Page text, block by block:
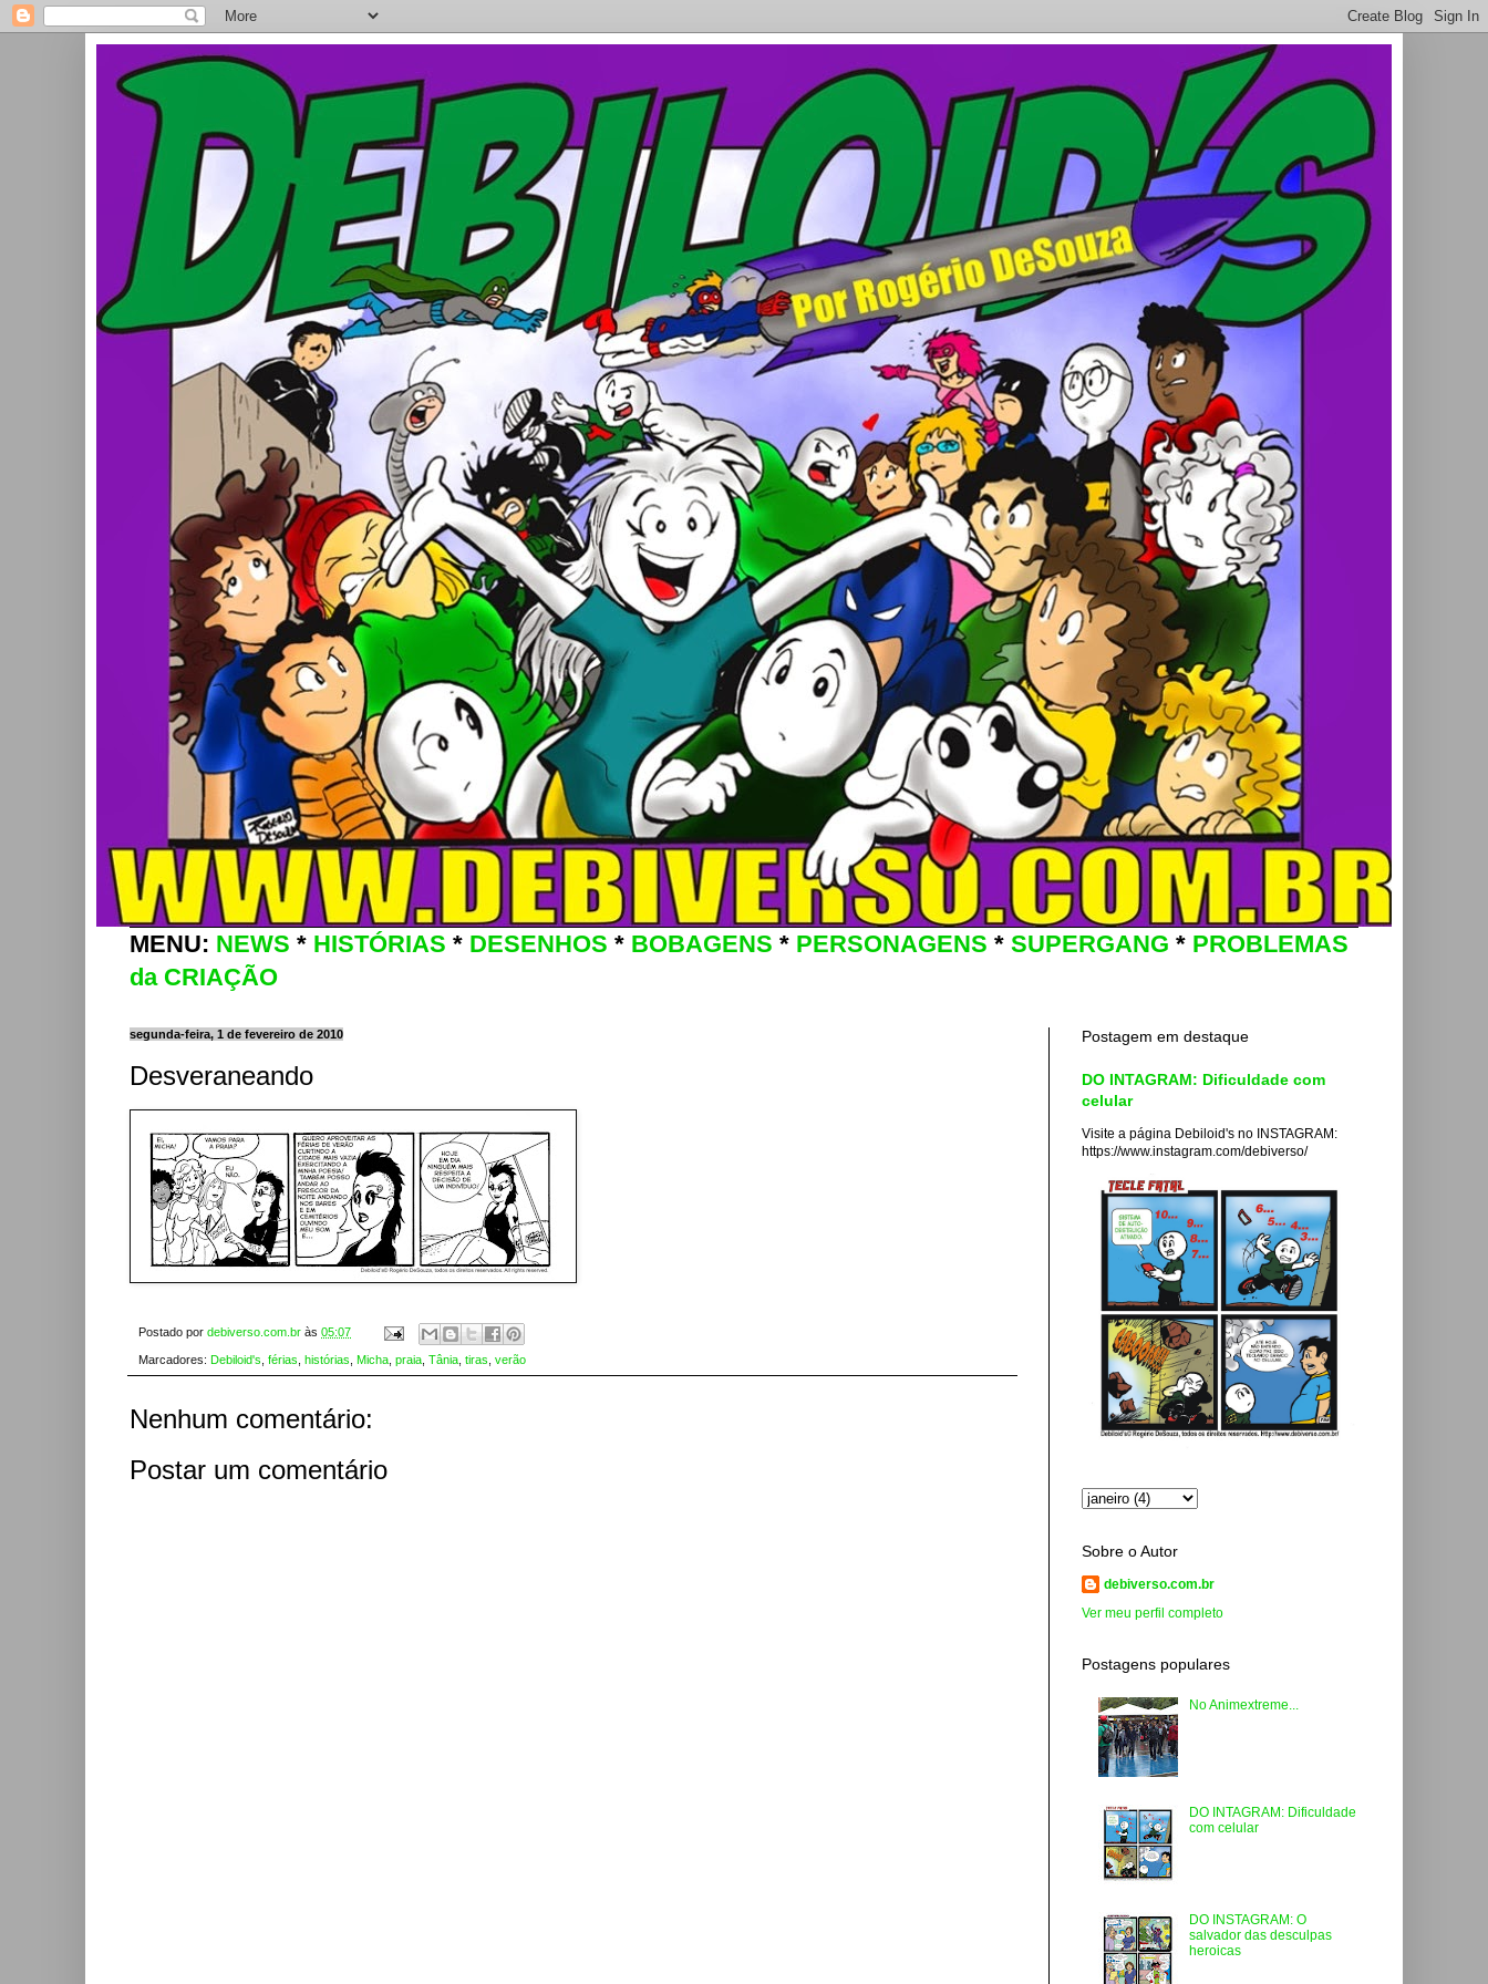
MENU: NEWS * HISTÓRIAS * DESENHOS * BOBAGENS * PERSONAGENS * SUPERGANG * PROBLEMAS
da CRIAÇÃO
segunda-feira, 1 de fevereiro de 2010
Desveraneando
Postado por debiverso.com.br às 05:07
Marcadores: Debiloid's férias histórias Micha praia Tânia tiras verão
Nenhum comentário:
Postar um comentário
Postagem em destaque
DO INTAGRAM: Dificuldade com
celular
Visite a página Debiloid's no INSTAGRAM:
https://www.instagram.com/debiverso/
Sobre o Autor
debiverso.com.br
Ver meu perfil completo
Postagens populares
No Animextreme...
DO INTAGRAM: Dificuldade
com celular
DO INSTAGRAM: O
salvador das desculpas
heroicas